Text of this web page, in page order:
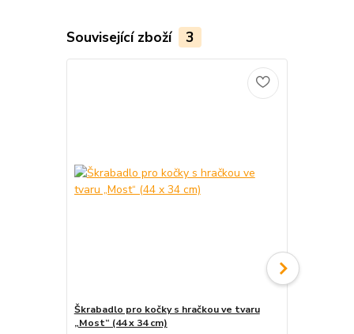
Související zboží 3
Škrabadlo pro kočky s hračkou ve tvaru
„Most“ (44 x 34 cm)